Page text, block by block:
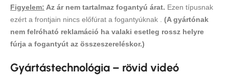
Figyelem: Az ár nem tartalmaz fogantyú árat. Ezen típusnak
ezért a frontjain nincs előfúrat a fogantyúknak . (A gyártónak
nem felróható reklamáció ha valaki esetleg rossz helyre
fúrja a fogantyút az összeszereléskor.)
Gyártástechnológia – rövid videó